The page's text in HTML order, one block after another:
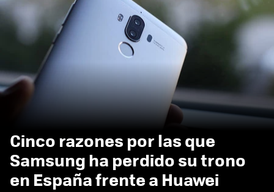
Cinco razones por las que
Samsung ha perdido su trono
en España frente a Huawei